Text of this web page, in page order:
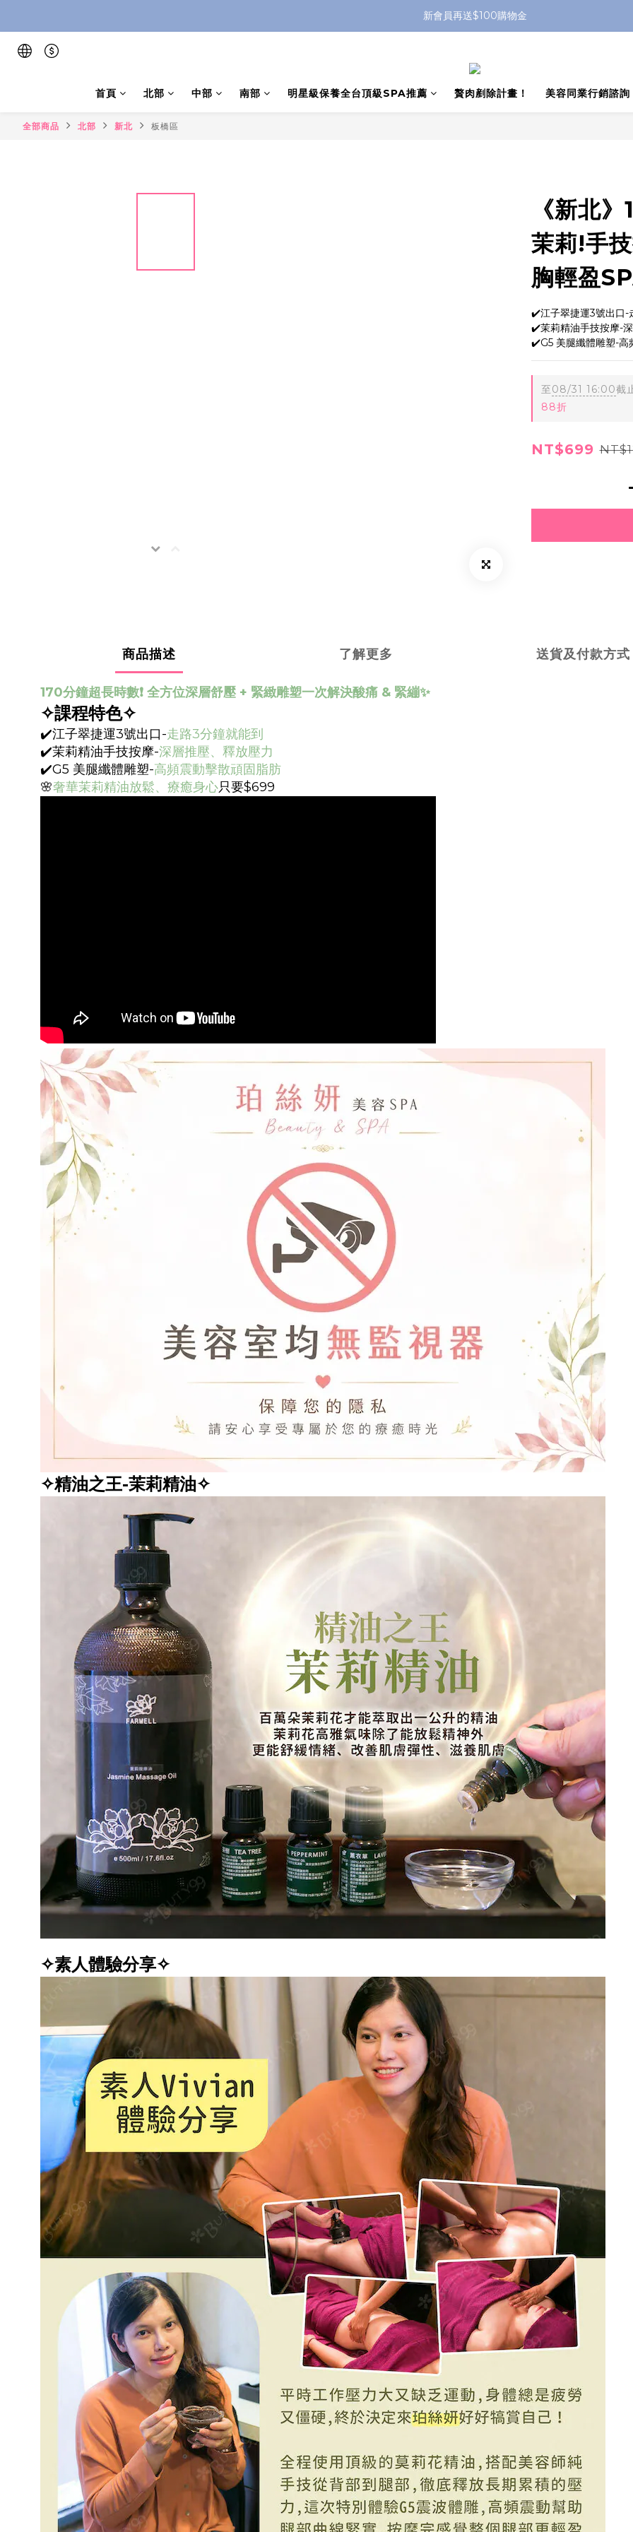
新會員再送$100購物金
首頁 北部 中部 南部 明星級保養全台頂級SPA推薦 贅肉剷除計畫！ 美容同業行銷諮詢
全部商品 北部 新北 板橋區
《新北
茉莉!手
胸輕盈
✔️江子翠捷運3號出口-
✔️茉莉精油手技按摩-
✔️G5 美腿纖體雕塑-高
至08/31 16:00截
88折
NT$699
商品描述 了解更多 送貨及付款方式
170分鐘超長時數❗️ 全方位深層舒壓 + 緊緻雕塑一次解決酸痛 & 緊繃✨
✧課程特色✧
✔️江子翠捷運3號出口-走路3分鐘就能到
✔️茉莉精油手技按摩-深層推壓、釋放壓力
✔️G5 美腿纖體雕塑-高頻震動擊散頑固脂肪
🌸奢華茉莉精油放鬆、療癒身心只要$699
✧精油之王-茉莉精油✧
✧素人體驗分享✧